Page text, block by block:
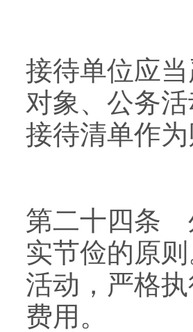
接待单位应
对象、公务
接待清单作
第二十四条
实节俭的原
活动，严格
费用。